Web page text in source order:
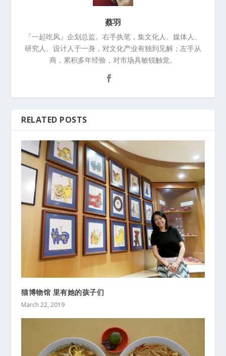
蔡羽
『一起吃风』企划总监。右手执笔，集文化人、媒体人、
研究人、设计人于一身，对文化产业有独到见解；左手从
商，累积多年经验，对市场具敏锐触觉。
RELATED POSTS
猫博物馆 里有她的孩子们
March 22, 2019